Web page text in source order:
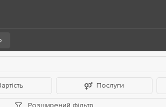
Послуги
Розширений фільтр